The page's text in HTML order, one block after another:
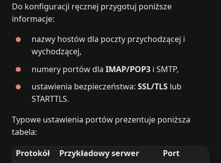
Do konfiguracji ręcznej przygotuj poniższe
informacje:
nazwy hostów dla poczty przychodzącej i
wychodzącej,
numery portów dlaIMAP/POP3 i SMTP,
ustawienia bezpieczeństwa:SSL/TLS lub
STARTTLS.
Typowe ustawienia portów prezentuje poniższa
tabela:
Protokół
Przykładowy serwer Port